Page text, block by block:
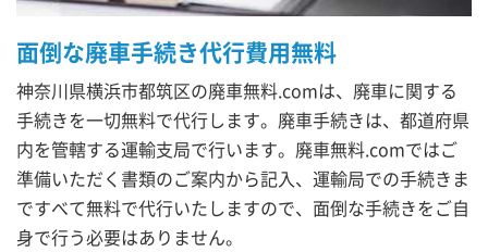
面倒な廃車手続き代行費用無料
神奈川県横浜市都筑区の廃車無料.comは、廃車に関する
手続きを一切無料で代行します。廃車手続きは、都道府県
内を管轄する運輸支局で行います。廃車無料.comではご
準備いただく書類のご案内から記入、運輸局での手続きま
ですべて無料で代行いたしますので、面倒な手続きをご自
身で行う必要はありません。